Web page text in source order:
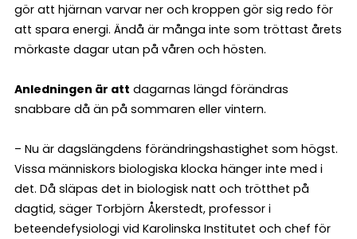
gör att hjärnan varvar ner och kroppen gör sig redo för
att spara energi. Ändå är många inte som tröttast årets
mörkaste dagar utan på våren och hösten.
Anledningen är att dagarnas längd förändras
snabbare då än på sommaren eller vintern.
– Nu är dagslängdens förändringshastighet som högst.
Vissa människors biologiska klocka hänger inte med i
det. Då släpas det in biologisk natt och trötthet på
dagtid, säger Torbjörn Åkerstedt, professor i
beteendefysiologi vid Karolinska Institutet och chef för